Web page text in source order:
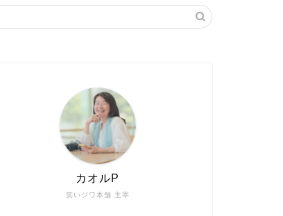
笑いジワ本舗 主宰
カオルP